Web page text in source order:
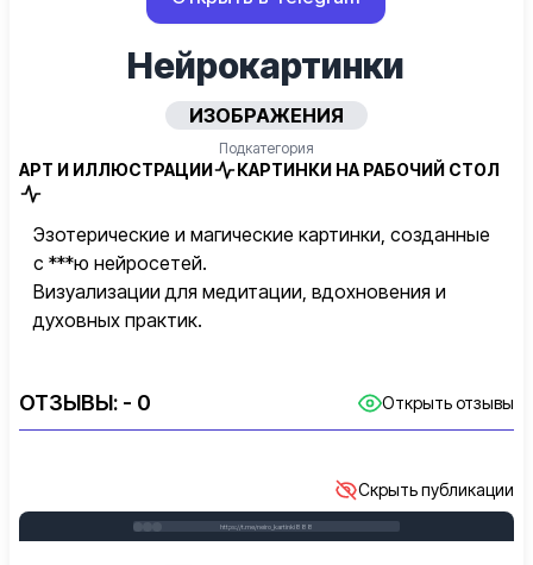
Нейрокартинки
ИЗОБРАЖЕНИЯ
Подкатегория
АРТ И ИЛЛЮСТРАЦИИ КАРТИНКИ НА РАБОЧИЙ СТОЛ
Эзотерические и магические картинки, созданные
с ***ю нейросетей.
Визуализации для медитации, вдохновения и
духовных практик.
ОТЗЫВЫ: - 0 Открыть отзывы
Скрыть публикации
https://t.me/neiro_kartinki888